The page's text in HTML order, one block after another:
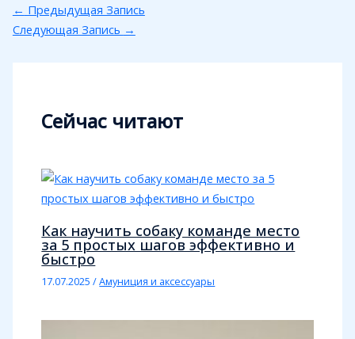
← Предыдущая Запись
Следующая Запись →
Сейчас читают
Как научить собаку команде место
за 5 простых шагов эффективно и
быстро
17.07.2025/Амуниция и аксессуары